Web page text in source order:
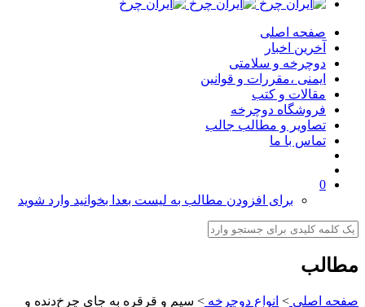
صفحه اصلی
آخرین اخبار
دوچرخه و سلامتی
ایمنی ،مقررات و قوانین
مقالات و کتب
فروشگاه دوچرخه
تصاویر و مطالب جالب
تماس با ما
0
برای افزودن مطالب به لیست بعدا بخوانید وارد شوید
مطالب
صفحه اصلی > انواع دوچرخه > سیم و قرقره به جای چرخ‌دنده و